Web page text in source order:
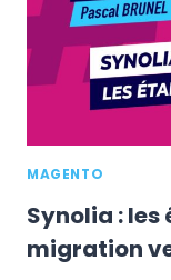
MAGENTO
Synolia : les
migration